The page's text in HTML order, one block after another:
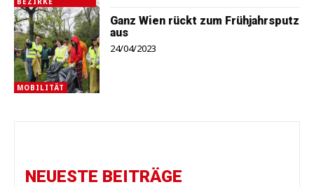
MOBILITÄT
Ganz Wien rückt zum Frühjahrsputz
aus
24/04/2023
NEUESTE BEITRÄGE